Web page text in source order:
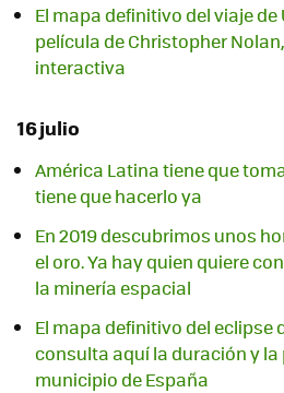
El mapa definitivo del viaje de
película de Christopher
interactiva
16 julio
América Latina tiene que
tiene que hacerlo ya
En 2019 descubrimos unos
el oro. Ya hay quien quiere
la minería espacial
El mapa definitivo del eclipse
consulta aquí la duración y
municipio de España